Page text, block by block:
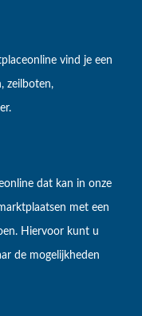
vind je een
zeilboten,
dat kan in onze
met een
Hiervoor kunt u
de mogelijkheden